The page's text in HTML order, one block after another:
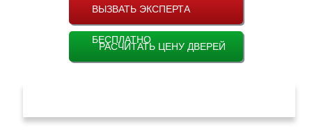
ВЫЗВАТЬ ЭКСПЕРТА
БЕСПЛАТНО
РАСЧИТАТЬ ЦЕНУ ДВЕРЕЙ